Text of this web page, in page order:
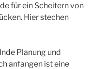
für ein Scheitern von
Hier stechen
Planung und
anfangen ist eine